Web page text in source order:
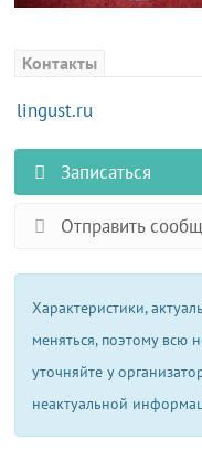
Контакты
lingust.ru
Записаться
Отправить
Характеристики,
меняться, поэтому
уточняйте у
неактуальной